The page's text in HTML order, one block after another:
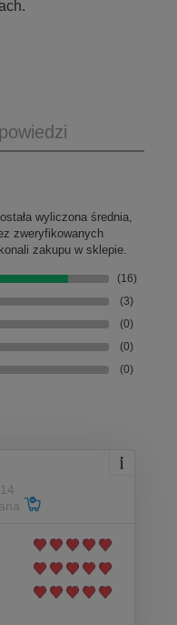
wyliczona średnia,
zweryfikowanych
zakupu w sklepie.
(16)
(3)
(0)
(0)
(0)